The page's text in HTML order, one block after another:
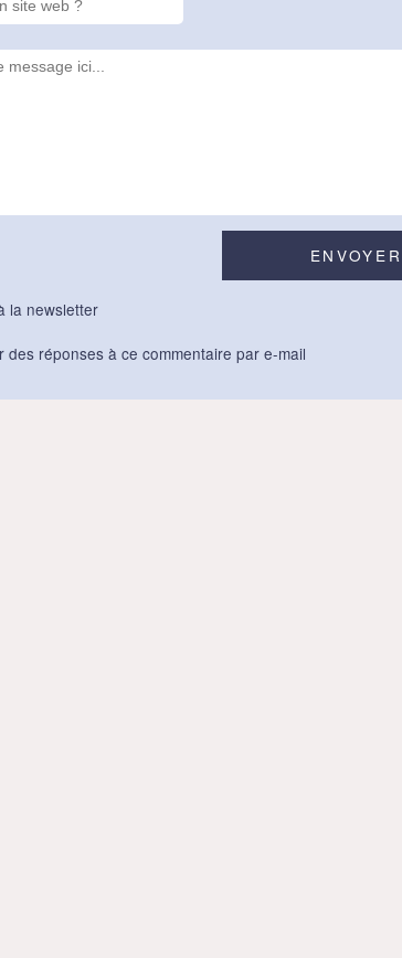
la newsletter
des réponses à ce commentaire par e-mail